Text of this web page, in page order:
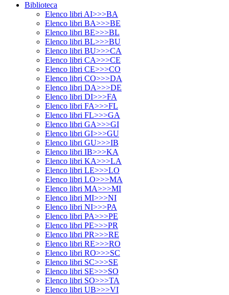
Biblioteca
Elenco libri AI>>>BA
Elenco libri BA>>>BE
Elenco libri BE>>>BL
Elenco libri BL>>>BU
Elenco libri BU>>>CA
Elenco libri CA>>>CE
Elenco libri CE>>>CO
Elenco libri CO>>>DA
Elenco libri DA>>>DE
Elenco libri DI>>>FA
Elenco libri FA>>>FL
Elenco libri FL>>>GA
Elenco libri GA>>>GI
Elenco libri GI>>>GU
Elenco libri GU>>>IB
Elenco libri IB>>>KA
Elenco libri KA>>>LA
Elenco libri LE>>>LO
Elenco libri LO>>>MA
Elenco libri MA>>>MI
Elenco libri MI>>>NI
Elenco libri NI>>>PA
Elenco libri PA>>>PE
Elenco libri PE>>>PR
Elenco libri PR>>>RE
Elenco libri RE>>>RO
Elenco libri RO>>>SC
Elenco libri SC>>>SE
Elenco libri SE>>>SO
Elenco libri SO>>>TA
Elenco libri UB>>>VI